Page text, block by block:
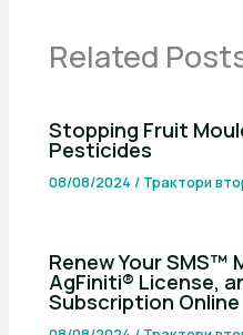
Related
Stopping Fruit
Pesticides
08/08/2024/ Трактори
Renew Your SMS™
AgFiniti® License,
Subscription Online